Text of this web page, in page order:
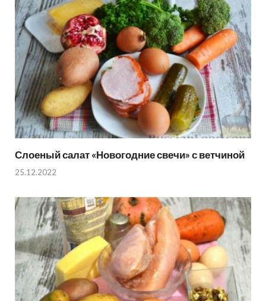
Слоеный салат «Новогодние свечи» с ветчиной
25.12.2022